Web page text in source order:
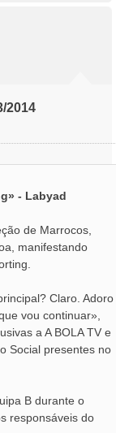
2014
- Labyad
de Marrocos,
manifestando
Claro. Adoro
vou continuar»,
a A BOLA TV e
Social presentes no
B durante o
responsáveis do